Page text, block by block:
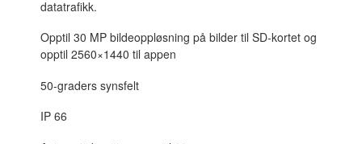
datatrafikk.
Opptil 30 MP bildeoppløsning på bilder til SD-kortet og
opptil 2560×1440 til appen
50-graders synsfelt
IP 66